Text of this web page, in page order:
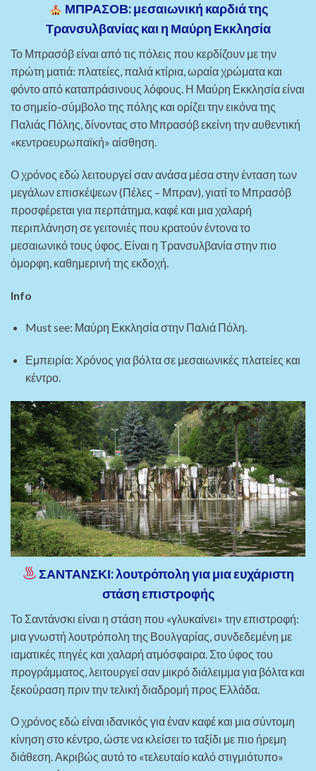
ΜΠΡΑΣΟΒ: μεσαιωνική καρδιά της
Τρανσυλβανίας και η Μαύρη Εκκλησία
Το Μπρασόβ είναι από τις πόλεις που κερδίζουν με την
πρώτη ματιά: πλατείες, παλιά κτίρια, ωραία χρώματα και
φόντο από καταπράσινους λόφους. Η Μαύρη Εκκλησία είναι
το σημείο-σύμβολο της πόλης και ορίζει την εικόνα της
Παλιάς Πόλης, δίνοντας στο Μπρασόβ εκείνη την αυθεντική
«κεντροευρωπαϊκή» αίσθηση.
Ο χρόνος εδώ λειτουργεί σαν ανάσα μέσα στην ένταση των
μεγάλων επισκέψεων (Πέλες – Μπραν), γιατί το Μπρασόβ
προσφέρεται για περπάτημα, καφέ και μια χαλαρή
περιπλάνηση σε γειτονιές που κρατούν έντονα το
μεσαιωνικό τους ύφος. Είναι η Τρανσυλβανία στην πιο
όμορφη, καθημερινή της εκδοχή.
Info
Must see: Μαύρη Εκκλησία στην Παλιά Πόλη.
Εμπειρία: Χρόνος για βόλτα σε μεσαιωνικές πλατείες και
κέντρο.
ΣΑΝΤΑΝΣΚΙ: λουτρόπολη για μια ευχάριστη
στάση επιστροφής
Το Σαντάνσκι είναι η στάση που «γλυκαίνει» την επιστροφή:
μια γνωστή λουτρόπολη της Βουλγαρίας, συνδεδεμένη με
ιαματικές πηγές και χαλαρή ατμόσφαιρα. Στο ύφος του
προγράμματος, λειτουργεί σαν μικρό διάλειμμα για βόλτα και
ξεκούραση πριν την τελική διαδρομή προς Ελλάδα.
Ο χρόνος εδώ είναι ιδανικός για έναν καφέ και μια σύντομη
κίνηση στο κέντρο, ώστε να κλείσει το ταξίδι με πιο ήρεμη
διάθεση. Ακριβώς αυτό το «τελευταίο καλό στιγμιότυπο»